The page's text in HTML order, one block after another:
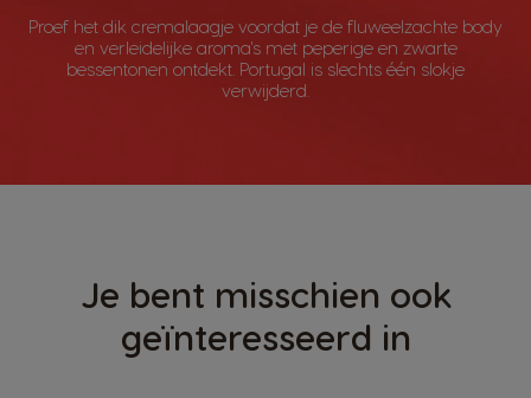
Proef het dik cremalaagje voordat je de fluweelzachte body
en verleidelijke aroma's met peperige en zwarte
bessentonen ontdekt. Portugal is slechts één slokje
verwijderd.
Je bent misschien ook
geïnteresseerd in